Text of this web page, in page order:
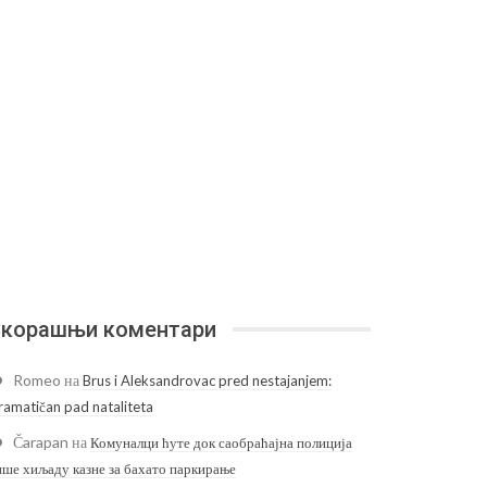
коментари
Romeo наBrus i Aleksandrovac pred nestajanjem:
pad nataliteta
Čarapan наКомуналци ћуте док саобраћајна полиција
хиљаду казне за бахато паркирање